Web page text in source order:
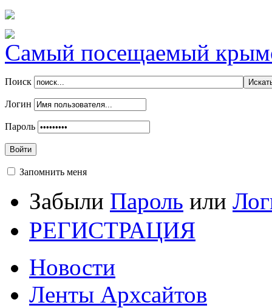
Самый посещаемый
Поиск
Логин
Пароль
Войти
Запомнить меня
Забыли Пароль или
РЕГИСТРАЦИЯ
Новости
Ленты Архсайтов